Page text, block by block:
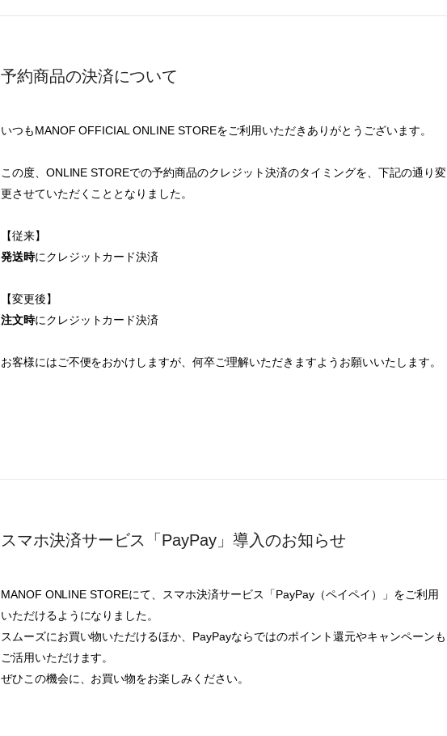
予約商品の決済について
いつもMANOF OFFICIAL ONLINE STOREをご利用いただきありがとうございます。
この度、ONLINE STOREでの予約商品のクレジット決済のタイミングを、下記の通り変
更させていただくこととなりました。
【従来】
発送時にクレジットカード決済
【変更後】
注文時にクレジットカード決済
お客様にはご不便をおかけしますが、何卒ご理解いただきますようお願いいたします。
スマホ決済サービス「PayPay」導入のお知らせ
MANOF ONLINE STOREにて、スマホ決済サービス「PayPay（ペイペイ）」をご利用
いただけるようになりました。
スムーズにお買い物いただけるほか、PayPayならではのポイント還元やキャンペーンも
ご活用いただけます。
ぜひこの機会に、お買い物をお楽しみください。